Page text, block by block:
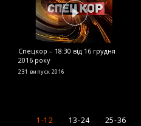
Спецкор – 18:30 від 16 грудня
2016 року
231 випуск 2016
1-12 13-24 25-36